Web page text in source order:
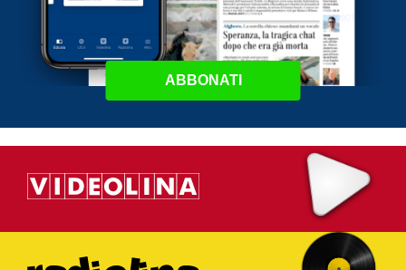
ABBONATI